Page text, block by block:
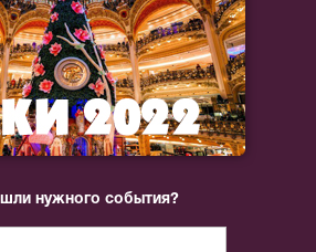
нужного события?